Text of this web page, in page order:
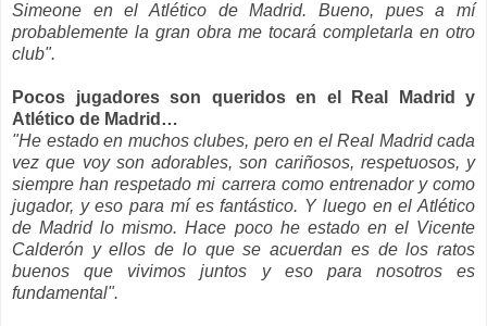
Simeone en el Atlético de Madrid. Bueno, pues a mí
probablemente la gran obra me tocará completarla en otro
club".
Pocos jugadores son queridos en el Real Madrid y
Atlético de Madrid…
"He estado en muchos clubes, pero en el Real Madrid cada
vez que voy son adorables, son cariñosos, respetuosos, y
siempre han respetado mi carrera como entrenador y como
jugador, y eso para mí es fantástico. Y luego en el Atlético
de Madrid lo mismo. Hace poco he estado en el Vicente
Calderón y ellos de lo que se acuerdan es de los ratos
buenos que vivimos juntos y eso para nosotros es
fundamental".